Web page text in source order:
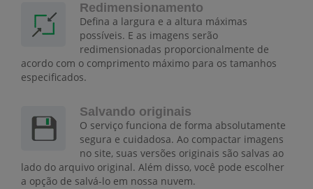
Redimensionamento
Defina a largura e a altura máximas
possíveis. E as imagens serão
redimensionadas proporcionalmente de
acordo com o comprimento máximo para os tamanhos
especificados.
Salvando originais
O serviço funciona de forma absolutamente
segura e cuidadosa. Ao compactar imagens
no site, suas versões originais são salvas ao
lado do arquivo original. Além disso, você pode escolher
a opção de salvá-lo em nossa nuvem.